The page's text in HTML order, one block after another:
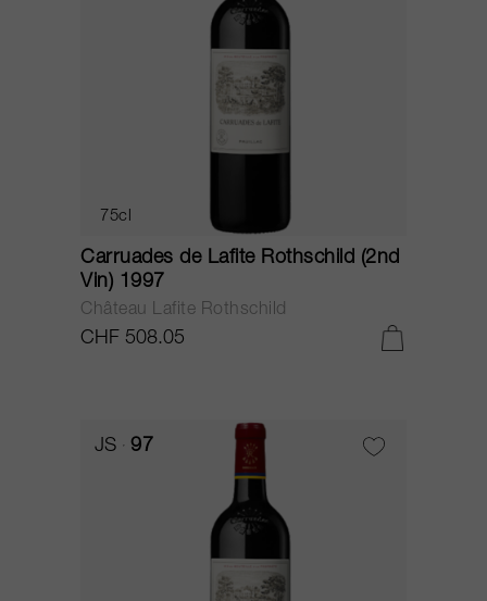
75cl
Carruades de Lafite Rothschild (2nd
Vin) 1997
Château Lafite Rothschild
CHF 508.05
JS 97